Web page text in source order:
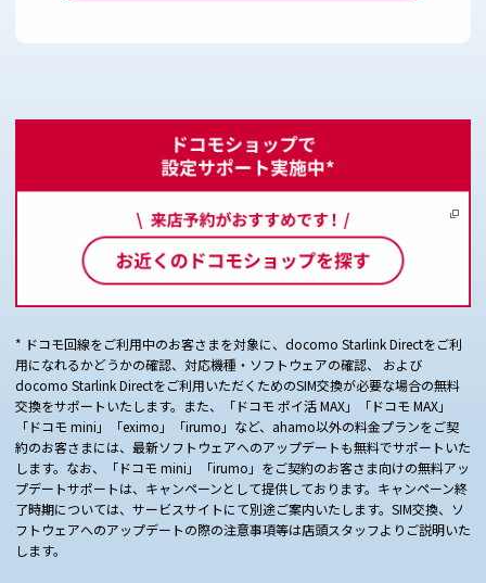
* ドコモ回線をご利用中のお客さまを対象に、docomo Starlink Directをご利
用になれるかどうかの確認、対応機種・ソフトウェアの確認、 および
docomo Starlink Directをご利用いただくためのSIM交換が必要な場合の無料
交換をサポートいたします。また、「ドコモ ポイ活 MAX」「ドコモ MAX」
「ドコモ mini」「eximo」「irumo」など、ahamo以外の料金プランをご契
約のお客さまには、最新ソフトウェアへのアップデートも無料でサポートいた
します。なお、「ドコモ mini」「irumo」をご契約のお客さま向けの無料アッ
プデートサポートは、キャンペーンとして提供しております。キャンペーン終
了時期については、サービスサイトにて別途ご案内いたします。SIM交換、ソ
フトウェアへのアップデートの際の注意事項等は店頭スタッフよりご説明いた
します。